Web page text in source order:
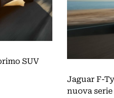
SUV
Jaguar F-
nuova